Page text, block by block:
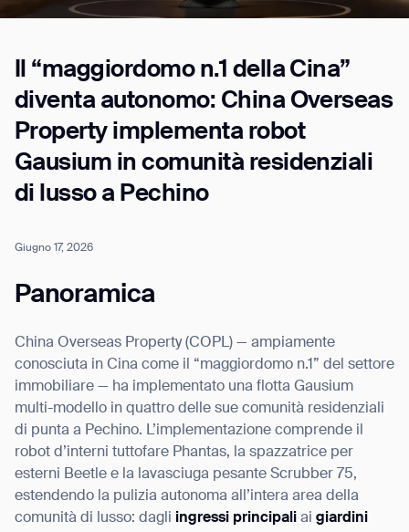
Il “maggiordomo n.1 della Cina”
diventa autonomo: China Overseas
Property implementa robot
Gausium in comunità residenziali
di lusso a Pechino
Giugno 17, 2026
Panoramica
China Overseas Property (COPL) — ampiamente
conosciuta in Cina come il “maggiordomo n.1” del settore
immobiliare — ha implementato una flotta Gausium
multi-modello in quattro delle sue comunità residenziali
di punta a Pechino. L’implementazione comprende il
robot d’interni tuttofare Phantas, la spazzatrice per
esterni Beetle e la lavasciuga pesante Scrubber 75,
estendendo la pulizia autonoma all’intera area della
comunità di lusso: dagli ingressi principali ai giardini
Job title*
Phone Number*
Inquiry Type*
can unsubscribe at any time.